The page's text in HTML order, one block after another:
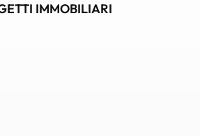
IMMOBILIARI